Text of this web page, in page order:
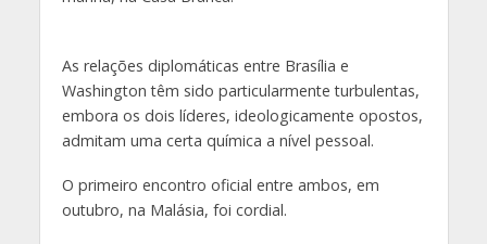
As relações diplomáticas entre Brasília e
Washington têm sido particularmente turbulentas,
embora os dois líderes, ideologicamente opostos,
admitam uma certa química a nível pessoal.
O primeiro encontro oficial entre ambos, em
outubro, na Malásia, foi cordial.